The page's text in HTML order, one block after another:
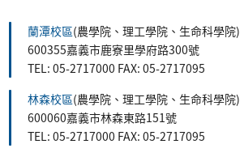
蘭潭校區(農學院、理工學院、生命科學院)
600355嘉義市鹿寮里學府路300號
TEL: 05-2717000 FAX: 05-2717095
林森校區(農學院、理工學院、生命科學院)
600060嘉義市林森東路151號
TEL: 05-2717000 FAX: 05-2717095